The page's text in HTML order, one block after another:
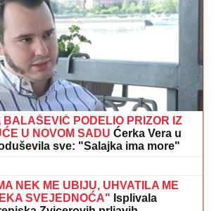
BALAŠEVIĆ PODELIO PRIZOR IZ
U NOVOM SADU Ćerka Vera u
sve: "Salajka ima more"
doručak